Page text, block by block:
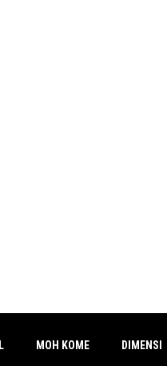
MOH KOME DIMENSI